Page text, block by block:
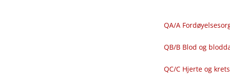
QA​/​A
QB​/​B Blod og
QC​/​C Hjerte og